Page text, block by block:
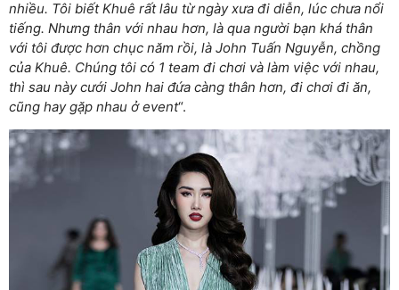
nhiều. Tôi biết Khuê rất lâu từ ngày xưa đi diễn, lúc chưa nổi
tiếng. Nhưng thân với nhau hơn, là qua người bạn khá thân
với tôi được hơn chục năm rồi, là John Tuấn Nguyễn, chồng
của Khuê. Chúng tôi có 1 team đi chơi và làm việc với nhau,
thì sau này cưới John hai đứa càng thân hơn, đi chơi đi ăn,
cũng hay gặp nhau ở event“.